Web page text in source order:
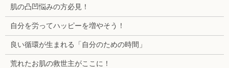
肌の凸凹悩みの方必見！
自分を労ってハッピーを増やそう！
良い循環が生まれる「自分のための時間」
荒れたお肌の救世主がここに！